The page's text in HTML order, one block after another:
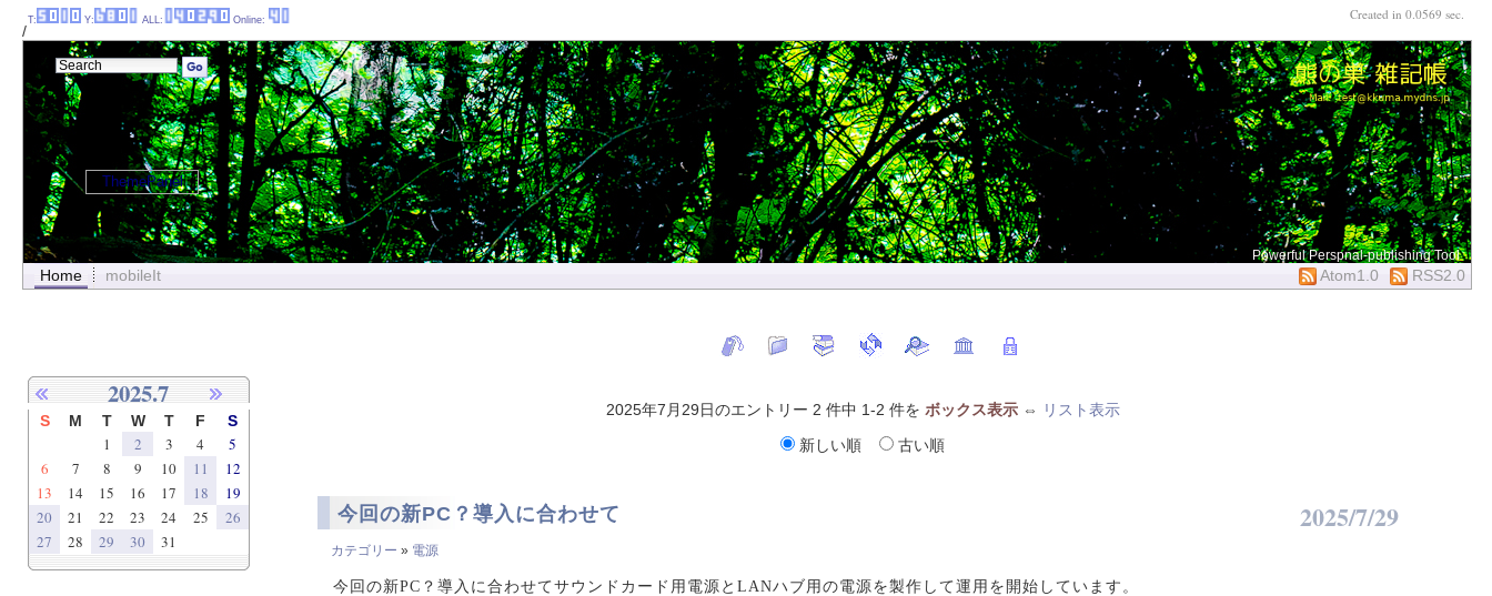
/
Powerful Perspnal-publishing Tool
Home mobileIt RSS2.0
Atom1.0
2025年7月29日のエントリー 2 件中 1-2 件を ボックス表示⇔
リスト表示
新しい順
古い順
今回の新PC？導入に合わせて 2025/7/29
カテゴリー » 電源
今回の新PC？導入に合わせてサウンドカード用電源とLANハブ用の電源を製作して運用を開始しています。
2025.7
S M T W T F S
1 2 3 4
5
6
7 8 9 10 11
12
13
14 15 16 17 18
19
20
21 22 23 24 25
26
27
28 29 30 31
T: Y: ALL: Online:
ThemePanel
Created in 0.0569 sec.